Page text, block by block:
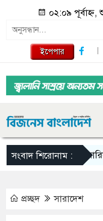
০২:০৯
ইপেপার
সংবাদ শিরোনাম :গজারিয়ায়
প্রচ্ছদ সারাদেশ